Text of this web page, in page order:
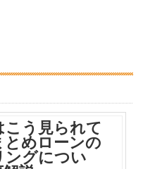
こう見られて
とめローンの
ングについ